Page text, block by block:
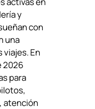
y
con
una
viajes. En
2026
para
atención